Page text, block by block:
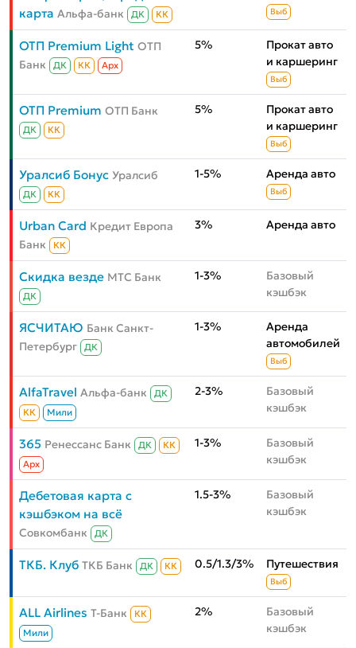
карта Альфа-банк ДК КК Выб
ОТП Premium Light ОТП
Банк
ДК КК Aрх
5%
Прокат авто
и каршеринг
Выб
ОТП Premium ОТП Банк
ДК КК
5%
Прокат авто
и каршеринг
Выб
Уралсиб Бонус Уралсиб
ДК КК
1-5% Аренда авто
Выб
Urban Card Кредит Европа
Банк
КК
3% Аренда авто
Скидка везде МТС Банк
ДК
1-3%
Базовый
кэшбэк
ЯСЧИТАЮ Банк Санкт-
Петербург
ДК
1-3%
Аренда
автомобилей
Выб
AlfaTravel Альфа-банк
ДК
КК
Мили
2-3%
Базовый
кэшбэк
365 Ренессанс Банк ДК
КК
Aрх
1-3%
Базовый
кэшбэк
Дебетовая карта с
кэшбэком на всё
Совкомбанк ДК
1.5-3%
Базовый
кэшбэк
ТКБ. Клуб ТКБ Банк ДК КК 0.5/1.3/3% Путешествия
Выб
ALL Airlines Т-Банк
КК
Мили
2%
Базовый
кэшбэк